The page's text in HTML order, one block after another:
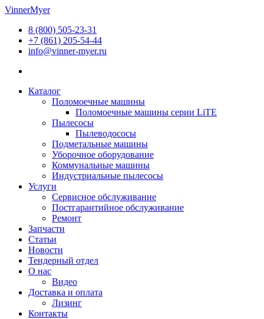
Перейти
содержимому
VinnerMyer
8 (800) 505-23-31
+7 (861) 205-54-44
info@vinner-myer.ru
Каталог
Поломоечные машины
Поломоечные машины серии LiTE
Пылесосы
Пылеводососы
Подметальные машины
Уборочное оборудование
Коммунальные машины
Индустриальные пылесосы
Услуги
Сервисное обслуживание
Постгарантийное обслуживание
Ремонт
Запчасти
Статьи
Новости
Тендерный отдел
О нас
Видео
Доставка и оплата
Лизинг
Контакты